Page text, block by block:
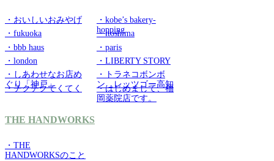
・おいしいおみやげ
・kobe’s bakery-
hopping
・fukuoka
・itoshima
・bbb haus
・paris
・london
・LIBERTY STORY
・しあわせなお店め
ぐり「神戸」
・トラネコボンボ
ン レッツゴー高知
・チクチクてくてく
・はじめまして、福
岡薬院店です。
THE HANDWORKS
・THE
HANDWORKSのこと